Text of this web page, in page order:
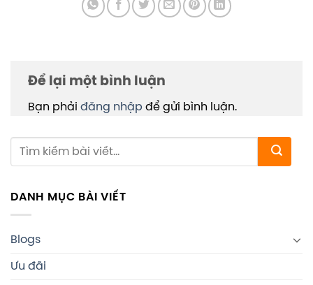
Để lại một bình luận
Bạn phải đăng nhập để gửi bình luận.
DANH MỤC BÀI VIẾT
Blogs
Ưu đãi